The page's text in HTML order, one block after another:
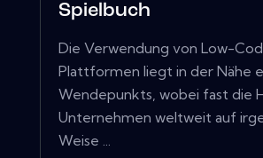
Spielbuch
Die Verwendung von Low-
Plattformen liegt in der Nähe
Wendepunkts, wobei fast die
Unternehmen weltweit auf
Weise ...